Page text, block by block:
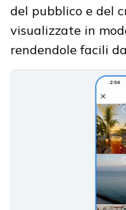
del pubblico e del
visualizzate in
rendendole facili